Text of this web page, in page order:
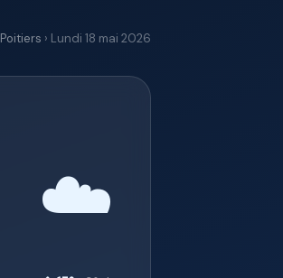
Poitiers › Lundi 18 mai 2026
☁️